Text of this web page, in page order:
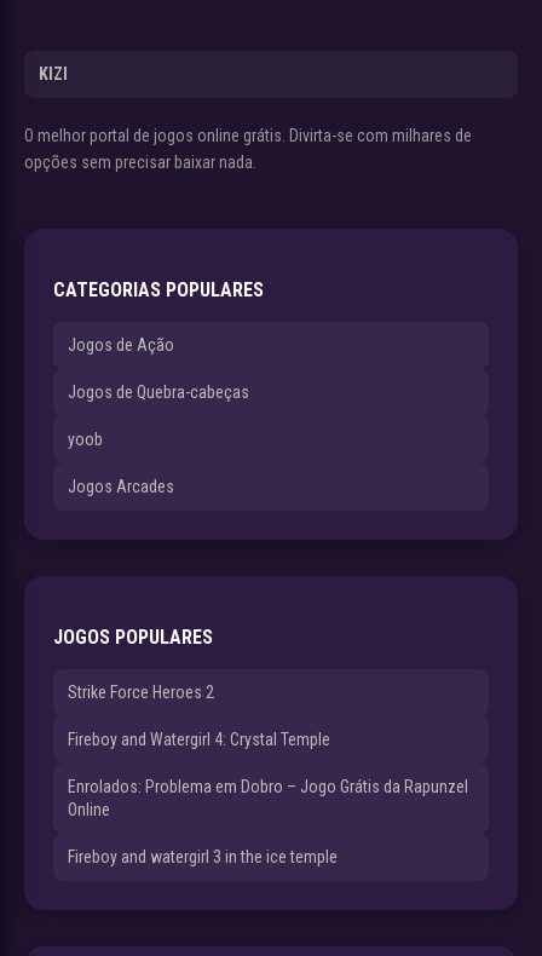
KIZI
O melhor portal de jogos online grátis. Divirta-se com milhares de
opções sem precisar baixar nada.
CATEGORIAS POPULARES
Jogos de Ação
Jogos de Quebra-cabeças
yoob
Jogos Arcades
JOGOS POPULARES
Strike Force Heroes 2
Fireboy and Watergirl 4: Crystal Temple
Enrolados: Problema em Dobro – Jogo Grátis da Rapunzel
Online
Fireboy and watergirl 3 in the ice temple